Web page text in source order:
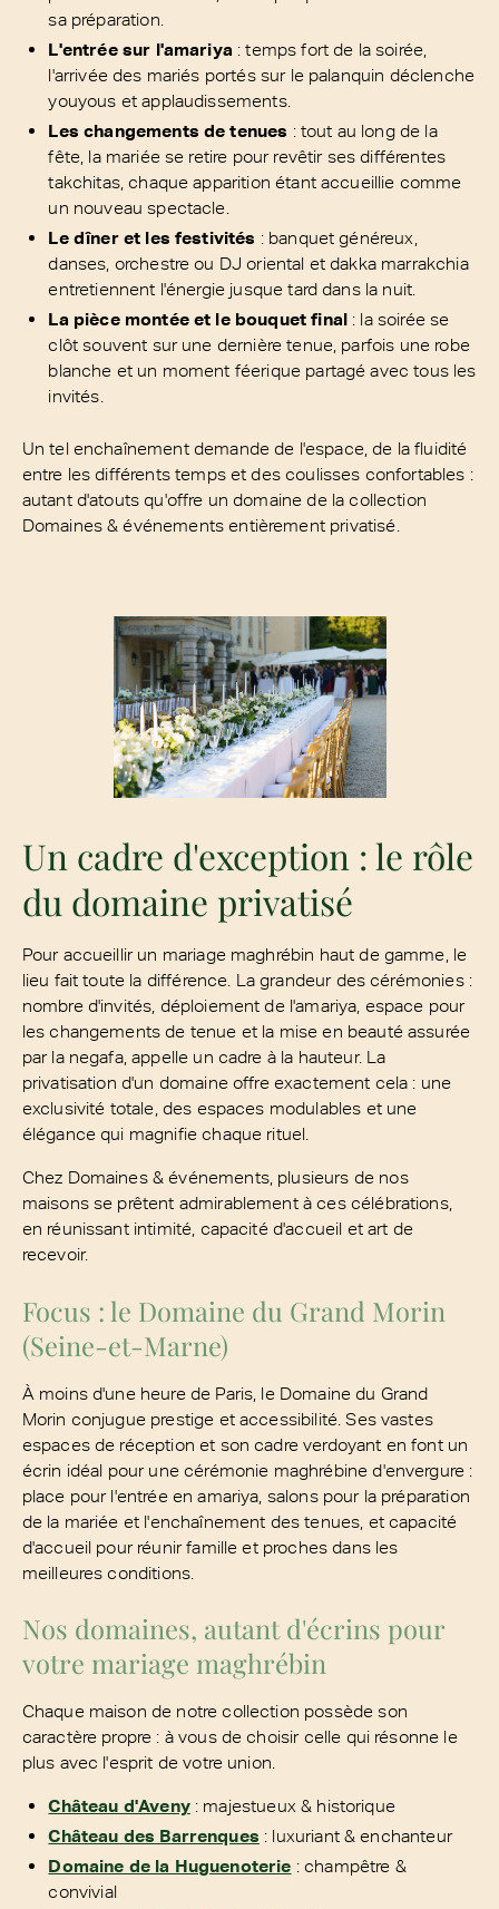
sa préparation.
L'entrée sur l'amariya : temps fort de la soirée,
l'arrivée des mariés portés sur le palanquin déclenche
youyous et applaudissements.
Les changements de tenues : tout au long de la
fête, la mariée se retire pour revêtir ses différentes
takchitas, chaque apparition étant accueillie comme
un nouveau spectacle.
Le dîner et les festivités : banquet généreux,
danses, orchestre ou DJ oriental et dakka marrakchia
entretiennent l'énergie jusque tard dans la nuit.
La pièce montée et le bouquet final : la soirée se
clôt souvent sur une dernière tenue, parfois une robe
blanche et un moment féerique partagé avec tous les
invités.
Un tel enchaînement demande de l'espace, de la fluidité
entre les différents temps et des coulisses confortables :
autant d'atouts qu'offre un domaine de la collection
Domaines & événements entièrement privatisé.
Un cadre d'exception : le rôle
du domaine privatisé
Pour accueillir un mariage maghrébin haut de gamme, le
lieu fait toute la différence. La grandeur des cérémonies :
nombre d'invités, déploiement de l'amariya, espace pour
les changements de tenue et la mise en beauté assurée
par la negafa, appelle un cadre à la hauteur. La
privatisation d'un domaine offre exactement cela : une
exclusivité totale, des espaces modulables et une
élégance qui magnifie chaque rituel.
Chez Domaines & événements, plusieurs de nos
maisons se prêtent admirablement à ces célébrations,
en réunissant intimité, capacité d'accueil et art de
recevoir.
Focus : le Domaine du Grand Morin
(Seine-et-Marne)
À moins d'une heure de Paris, le Domaine du Grand
Morin conjugue prestige et accessibilité. Ses vastes
espaces de réception et son cadre verdoyant en font un
écrin idéal pour une cérémonie maghrébine d'envergure :
place pour l'entrée en amariya, salons pour la préparation
de la mariée et l'enchaînement des tenues, et capacité
d'accueil pour réunir famille et proches dans les
meilleures conditions.
Nos domaines, autant d'écrins pour
votre mariage maghrébin
Chaque maison de notre collection possède son
caractère propre : à vous de choisir celle qui résonne le
plus avec l'esprit de votre union.
Château d'Aveny: majestueux & historique
Château des Barrenques : luxuriant & enchanteur
Domaine de la Huguenoterie : champêtre &
convivial